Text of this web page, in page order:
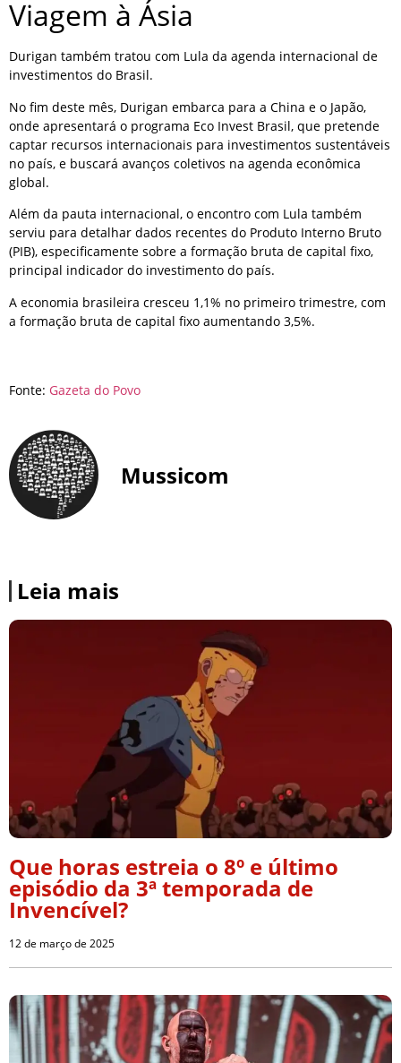
Viagem à Ásia
Durigan também tratou com Lula da agenda internacional de
investimentos do Brasil.
No fim deste mês, Durigan embarca para a China e o Japão,
onde apresentará o programa Eco Invest Brasil, que pretende
captar recursos internacionais para investimentos sustentáveis
no país, e buscará avanços coletivos na agenda econômica
global.
Além da pauta internacional, o encontro com Lula também
serviu para detalhar dados recentes do Produto Interno Bruto
(PIB), especificamente sobre a formação bruta de capital fixo,
principal indicador do investimento do país.
A economia brasileira cresceu 1,1% no primeiro trimestre, com
a formação bruta de capital fixo aumentando 3,5%.
Fonte: Gazeta do Povo
Mussicom
Leia mais
Que horas estreia o 8º e último
episódio da 3ª temporada de
Invencível?
12 de março de 2025